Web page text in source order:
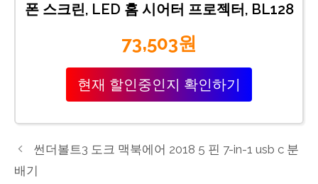
폰 스크린, LED 홈 시어터 프로젝터, BL128
73,503원
현재 할인중인지 확인하기
썬더볼트3 도크 맥북에어 2018 5 핀 7-in-1 usb c 분
배기